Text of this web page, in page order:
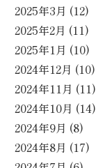
2025年3月 (12)
2025年2月 (11)
2025年1月 (10)
2024年12月 (10)
2024年11月 (11)
2024年10月 (14)
2024年9月 (8)
2024年8月 (17)